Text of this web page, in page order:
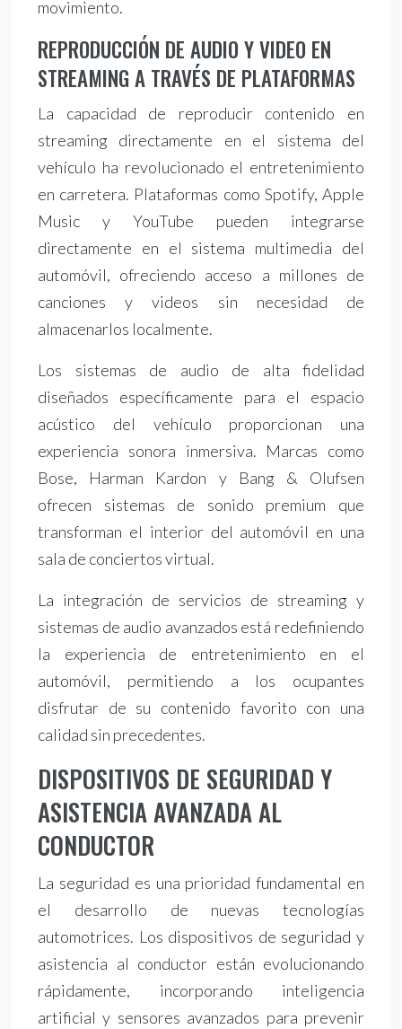
movimiento.
REPRODUCCIÓN DE AUDIO Y VIDEO EN
STREAMING A TRAVÉS DE PLATAFORMAS
La capacidad de reproducir contenido en
streaming directamente en el sistema del
vehículo ha revolucionado el entretenimiento
en carretera. Plataformas como Spotify, Apple
Music y YouTube pueden integrarse
directamente en el sistema multimedia del
automóvil, ofreciendo acceso a millones de
canciones y videos sin necesidad de
almacenarlos localmente.
Los sistemas de audio de alta fidelidad
diseñados específicamente para el espacio
acústico del vehículo proporcionan una
experiencia sonora inmersiva. Marcas como
Bose, Harman Kardon y Bang & Olufsen
ofrecen sistemas de sonido premium que
transforman el interior del automóvil en una
sala de conciertos virtual.
La integración de servicios de streaming y
sistemas de audio avanzados está redefiniendo
la experiencia de entretenimiento en el
automóvil, permitiendo a los ocupantes
disfrutar de su contenido favorito con una
calidad sin precedentes.
DISPOSITIVOS DE SEGURIDAD Y
ASISTENCIA AVANZADA AL
CONDUCTOR
La seguridad es una prioridad fundamental en
el desarrollo de nuevas tecnologías
automotrices. Los dispositivos de seguridad y
asistencia al conductor están evolucionando
rápidamente, incorporando inteligencia
artificial y sensores avanzados para prevenir